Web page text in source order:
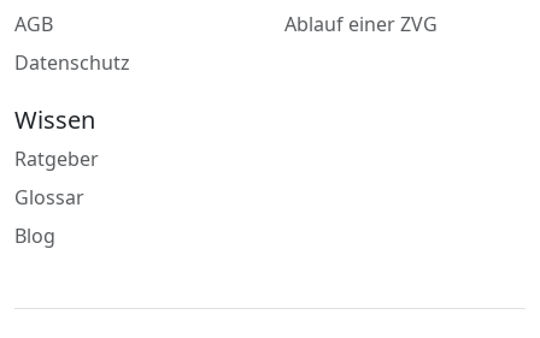
AGB
Datenschutz
Ablauf einer ZVG
Wissen
Ratgeber
Glossar
Blog